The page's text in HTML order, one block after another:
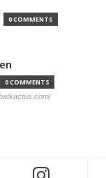
0 COMMENTS
0 COMMENTS